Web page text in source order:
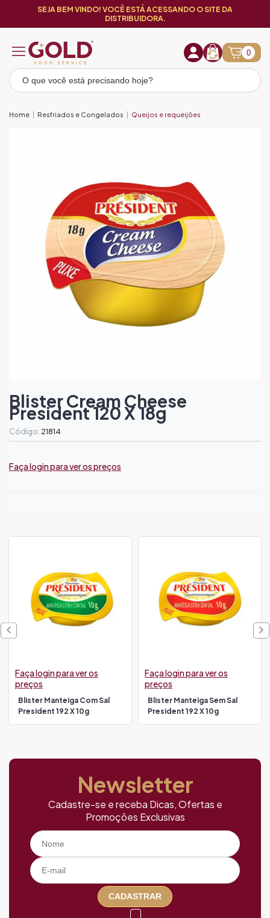
SEJA BEM VINDO! VOCÊ ESTÁ ACESSANDO O SITE DA
DISTRIBUIDORA.
0
Home Resfriados e Congelados Queijos e requeijões
Blister Cream Cheese
President 120 X 18g
Código: 21814
Faça login para ver os preços
Blister Manteiga Com Sal
President 192 X 10g
Faça login para ver os
preços
Blister Manteiga Sem Sal
President 192 X 10g
Faça login para ver os
preços
Newsletter
Cadastre-se e receba Dicas, Ofertas e
Promoções Exclusivas
CADASTRAR